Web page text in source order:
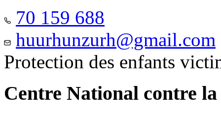
70 159 688
huurhunzurh@gmail.com
Protection des enfants
Centre National contre la